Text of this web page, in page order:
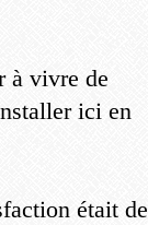
à vivre de
ici en
était de